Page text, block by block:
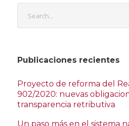
Publicaciones recientes
Proyecto de reforma del
902/2020: nuevas
transparencia retributiva
Un paso más en el sistema